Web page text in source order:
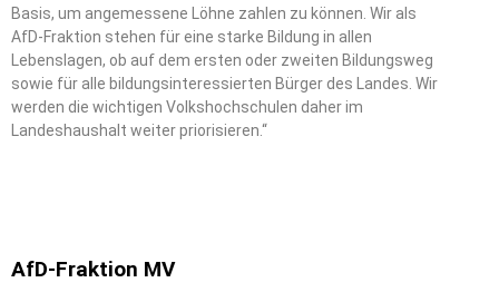
Basis, um angemessene Löhne zahlen zu können. Wir als
AfD-Fraktion stehen für eine starke Bildung in allen
Lebenslagen, ob auf dem ersten oder zweiten Bildungsweg
sowie für alle bildungsinteressierten Bürger des Landes. Wir
werden die wichtigen Volkshochschulen daher im
Landeshaushalt weiter priorisieren.“
AfD-Fraktion MV